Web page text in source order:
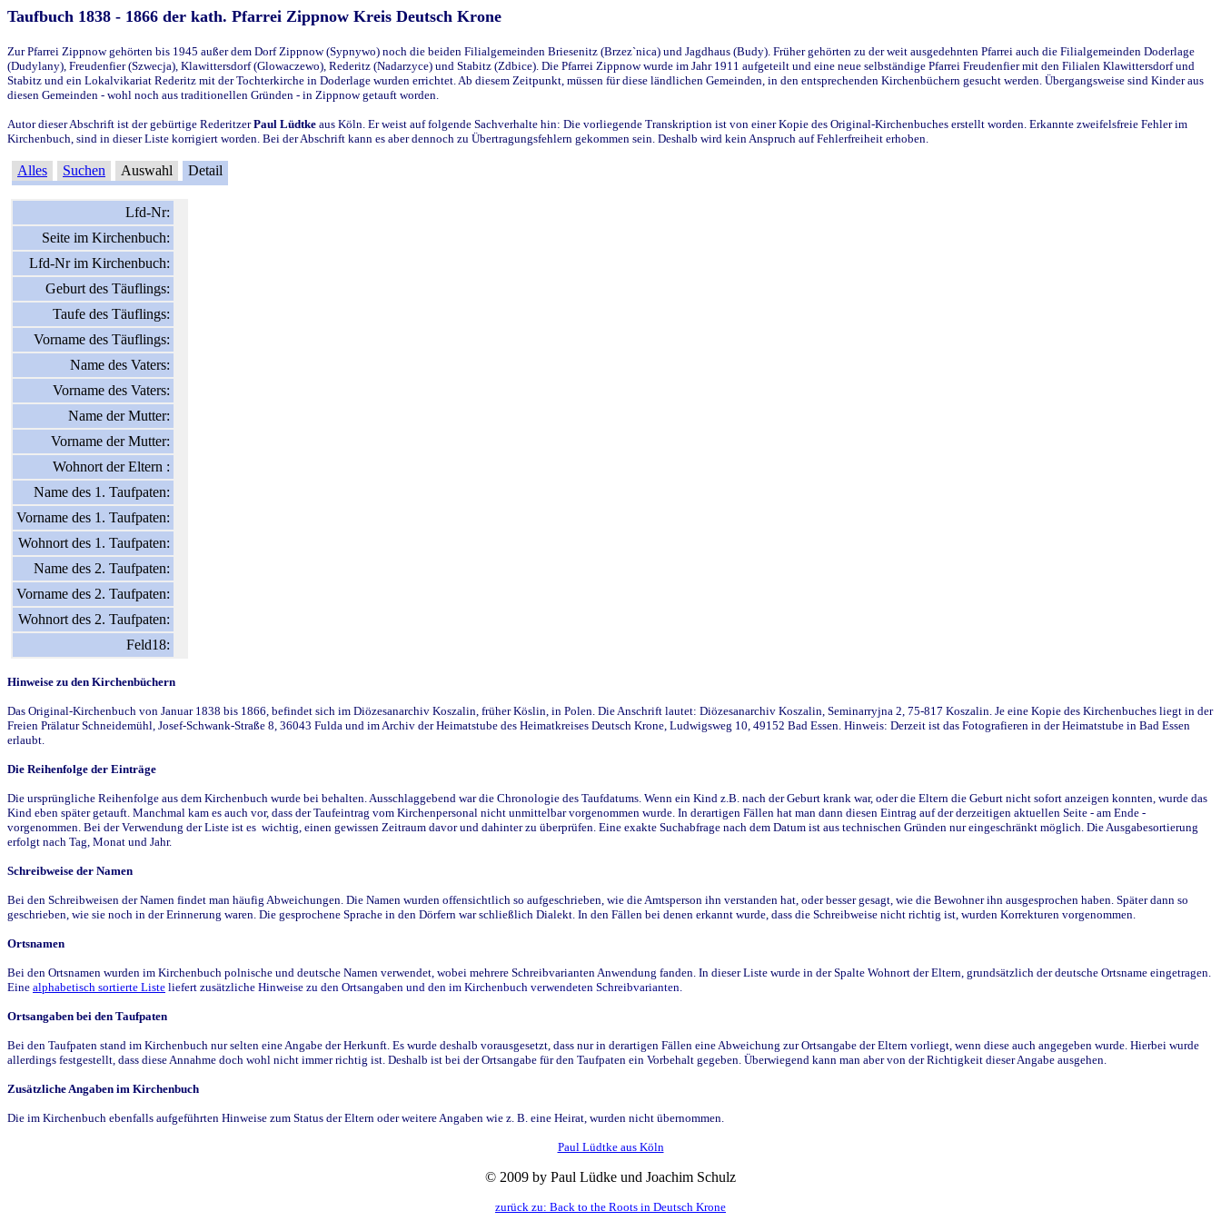
Taufbuch 1838 - 1866 der kath. Pfarrei Zippnow Kreis Deutsch Krone
Zur Pfarrei Zippnow gehörten bis 1945 außer dem Dorf Zippnow (Sypnywo) noch die beiden Filialgemeinden Briesenitz (Brzez`nica) und Jagdhaus (Budy). Früher gehörten zu der weit ausgedehnten Pfarrei auch die Filialgemeinden Doderlage
(Dudylany), Freudenfier (Szwecja), Klawittersdorf (Glowaczewo), Rederitz (Nadarzyce) und Stabitz (Zdbice). Die Pfarrei Zippnow wurde im Jahr 1911 aufgeteilt und eine neue selbständige Pfarrei Freudenfier mit den Filialen Klawittersdorf und
Stabitz und ein Lokalvikariat Rederitz mit der Tochterkirche in Doderlage wurden errichtet. Ab diesem Zeitpunkt, müssen für diese ländlichen Gemeinden, in den entsprechenden Kirchenbüchern gesucht werden. Übergangsweise sind Kinder aus
diesen Gemeinden - wohl noch aus traditionellen Gründen - in Zippnow getauft worden.
Autor dieser Abschrift ist der gebürtige RederitzerPaul Lüdtke aus Köln. Er weist auf folgende Sachverhalte hin: Die vorliegende Transkription ist von einer Kopie des Original-Kirchenbuches erstellt worden. Erkannte zweifelsfreie Fehler im
Kirchenbuch, sind in dieser Liste korrigiert worden. Bei der Abschrift kann es aber dennoch zu Übertragungsfehlern gekommen sein. Deshalb wird kein Anspruch auf Fehlerfreiheit erhoben.
Alles Suchen Auswahl Detail
Lfd-Nr:
Seite im Kirchenbuch:
Lfd-Nr im Kirchenbuch:
Geburt des Täuflings:
Taufe des Täuflings:
Vorname des Täuflings:
Name des Vaters:
Vorname des Vaters:
Name der Mutter:
Vorname der Mutter:
Wohnort der Eltern :
Name des 1. Taufpaten:
Vorname des 1. Taufpaten:
Wohnort des 1. Taufpaten:
Name des 2. Taufpaten:
Vorname des 2. Taufpaten:
Wohnort des 2. Taufpaten:
Feld18:
Hinweise zu den Kirchenbüchern
Das Original-Kirchenbuch von Januar 1838 bis 1866, befindet sich im Diözesanarchiv Koszalin, früher Köslin, in Polen. Die Anschrift lautet: Diözesanarchiv Koszalin, Seminarryjna 2, 75-817 Koszalin. Je eine Kopie des Kirchenbuches liegt in der
Freien Prälatur Schneidemühl, Josef-Schwank-Straße 8, 36043 Fulda und im Archiv der Heimatstube des Heimatkreises Deutsch Krone, Ludwigsweg 10, 49152 Bad Essen. Hinweis: Derzeit ist das Fotografieren in der Heimatstube in Bad Essen
erlaubt.
Die Reihenfolge der Einträge
Die ursprüngliche Reihenfolge aus dem Kirchenbuch wurde bei behalten. Ausschlaggebend war die Chronologie des Taufdatums. Wenn ein Kind z.B. nach der Geburt krank war, oder die Eltern die Geburt nicht sofort anzeigen konnten, wurde das
Kind eben später getauft. Manchmal kam es auch vor, dass der Taufeintrag vom Kirchenpersonal nicht unmittelbar vorgenommen wurde. In derartigen Fällen hat man dann diesen Eintrag auf der derzeitigen aktuellen Seite - am Ende -
vorgenommen. Bei der Verwendung der Liste ist es wichtig, einen gewissen Zeitraum davor und dahinter zu überprüfen. Eine exakte Suchabfrage nach dem Datum ist aus technischen Gründen nur eingeschränkt möglich. Die Ausgabesortierung
erfolgt nach Tag, Monat und Jahr.
Schreibweise der Namen
Bei den Schreibweisen der Namen findet man häufig Abweichungen. Die Namen wurden offensichtlich so aufgeschrieben, wie die Amtsperson ihn verstanden hat, oder besser gesagt, wie die Bewohner ihn ausgesprochen haben. Später dann so
geschrieben, wie sie noch in der Erinnerung waren. Die gesprochene Sprache in den Dörfern war schließlich Dialekt. In den Fällen bei denen erkannt wurde, dass die Schreibweise nicht richtig ist, wurden Korrekturen vorgenommen.
Ortsnamen
Bei den Ortsnamen wurden im Kirchenbuch polnische und deutsche Namen verwendet, wobei mehrere Schreibvarianten Anwendung fanden. In dieser Liste wurde in der Spalte Wohnort der Eltern, grundsätzlich der deutsche Ortsname eingetragen.
Eine alphabetisch sortierte Liste liefert zusätzliche Hinweise zu den Ortsangaben und den im Kirchenbuch verwendeten Schreibvarianten.
Ortsangaben bei den Taufpaten
Bei den Taufpaten stand im Kirchenbuch nur selten eine Angabe der Herkunft. Es wurde deshalb vorausgesetzt, dass nur in derartigen Fällen eine Abweichung zur Ortsangabe der Eltern vorliegt, wenn diese auch angegeben wurde. Hierbei wurde
allerdings festgestellt, dass diese Annahme doch wohl nicht immer richtig ist. Deshalb ist bei der Ortsangabe für den Taufpaten ein Vorbehalt gegeben. Überwiegend kann man aber von der Richtigkeit dieser Angabe ausgehen.
Zusätzliche Angaben im Kirchenbuch
Die im Kirchenbuch ebenfalls aufgeführten Hinweise zum Status der Eltern oder weitere Angaben wie z. B. eine Heirat, wurden nicht übernommen.
Paul Lüdtke aus Köln
© 2009 by Paul Lüdke und Joachim Schulz
zurück zu: Back to the Roots in Deutsch Krone